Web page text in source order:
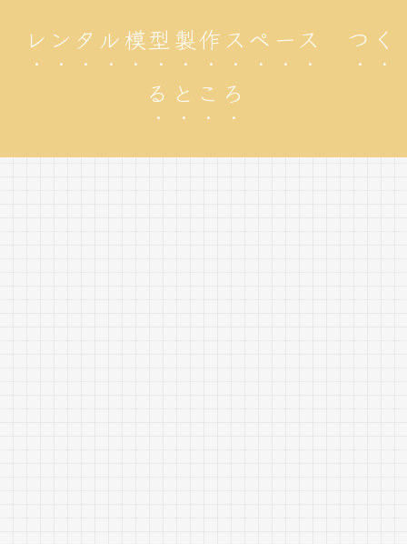
レンタル模型製作スペース つく
るところ